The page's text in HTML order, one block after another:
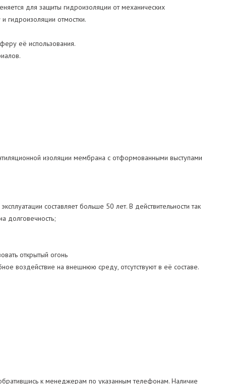
для защиты гидроизоляции от механических
гидроизоляции отмостки.
её использования.
изоляции мембрана с отформованными выступами
составляет больше 50 лет. В действительности так
долговечность;
открытый огонь
воздействие на внешнюю среду, отсутствуют в её составе.
к менеджерам по указанным телефонам. Наличие